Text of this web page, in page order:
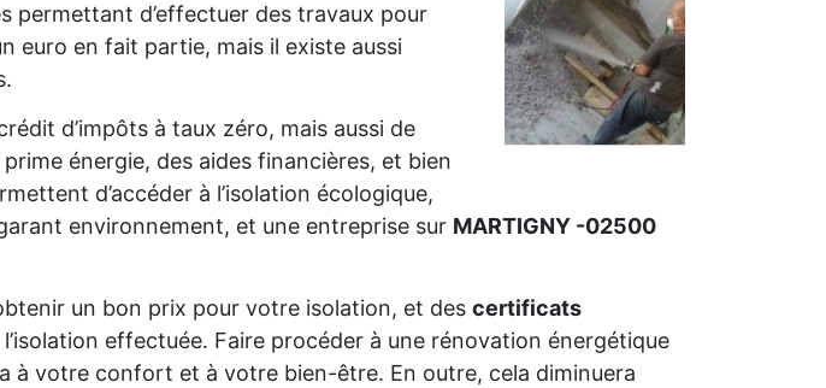
permettant d’effectuer des travaux pour
euro en fait partie, mais il existe aussi
d’impôts à taux zéro, mais aussi de
prime énergie, des aides financières, et bien
d’accéder à l’isolation écologique,
environnement, et une entreprise sur MARTIGNY -02500
un bon prix pour votre isolation, et des certificats
effectuée. Faire procéder à une rénovation énergétique
à votre confort et à votre bien-être. En outre, cela diminuera